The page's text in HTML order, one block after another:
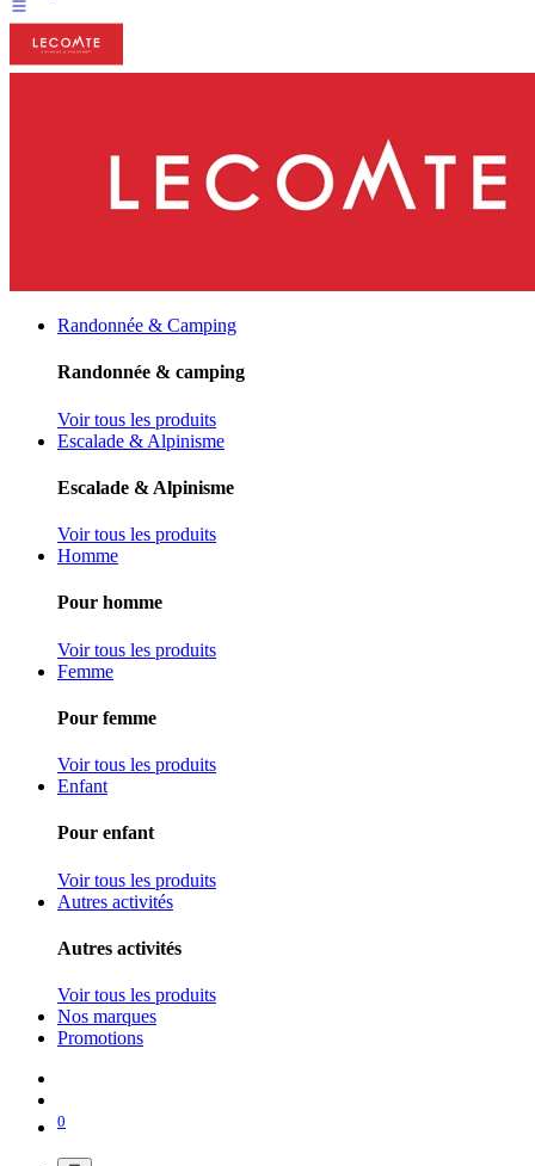
Randonnée & Camping
Randonnée & camping
Voir tous les produits
Escalade & Alpinisme
Escalade & Alpinisme
Voir tous les produits
Homme
Pour homme
Voir tous les produits
Femme
Pour femme
Voir tous les produits
Enfant
Pour enfant
Voir tous les produits
Autres activités
Autres activités
Voir tous les produits
Nos marques
Promotions
0